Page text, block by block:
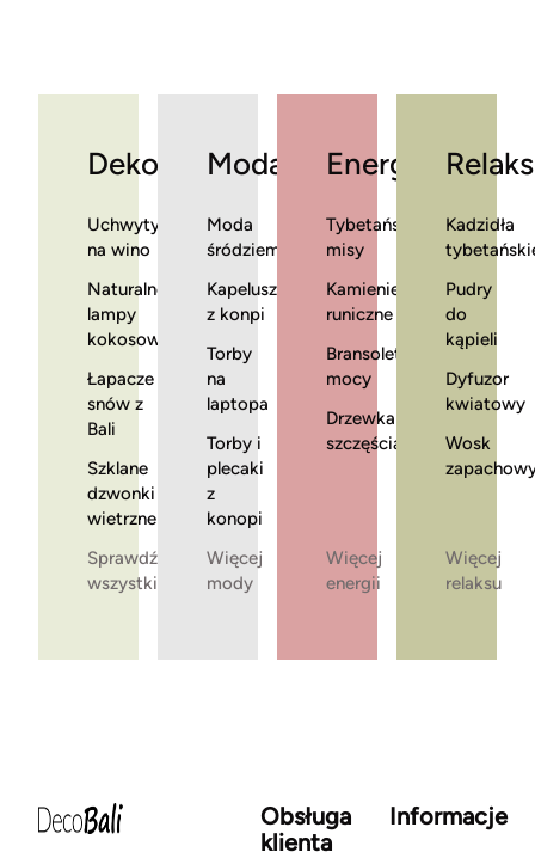
Dekoracje
Uchwyty
na wino
Naturalne
lampy
kokosowe
Łapacze
snów z
Bali
Szklane
dzwonki
wietrzne
Sprawdź
wszystkie
Moda
Moda
śródziemnomorska
Kapelusze
z konpi
Torby
na
laptopa
Torby i
plecaki
z
konopi
Więcej
mody
Energia
Tybetańskie
misy
Kamienie
runiczne
Bransoletki
mocy
Drzewka
szczęścia
Więcej
energii
Relaks
Kadzidła
Pudry
do
kąpieli
Dyfuzor
kwiatowy
Wosk
Więcej
relaksu
Obsługa
klienta
Informacje